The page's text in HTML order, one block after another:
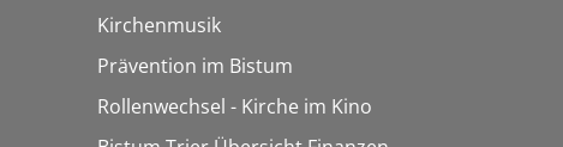
Kirchenmusik
Prävention im Bistum
Rollenwechsel - Kirche im Kino